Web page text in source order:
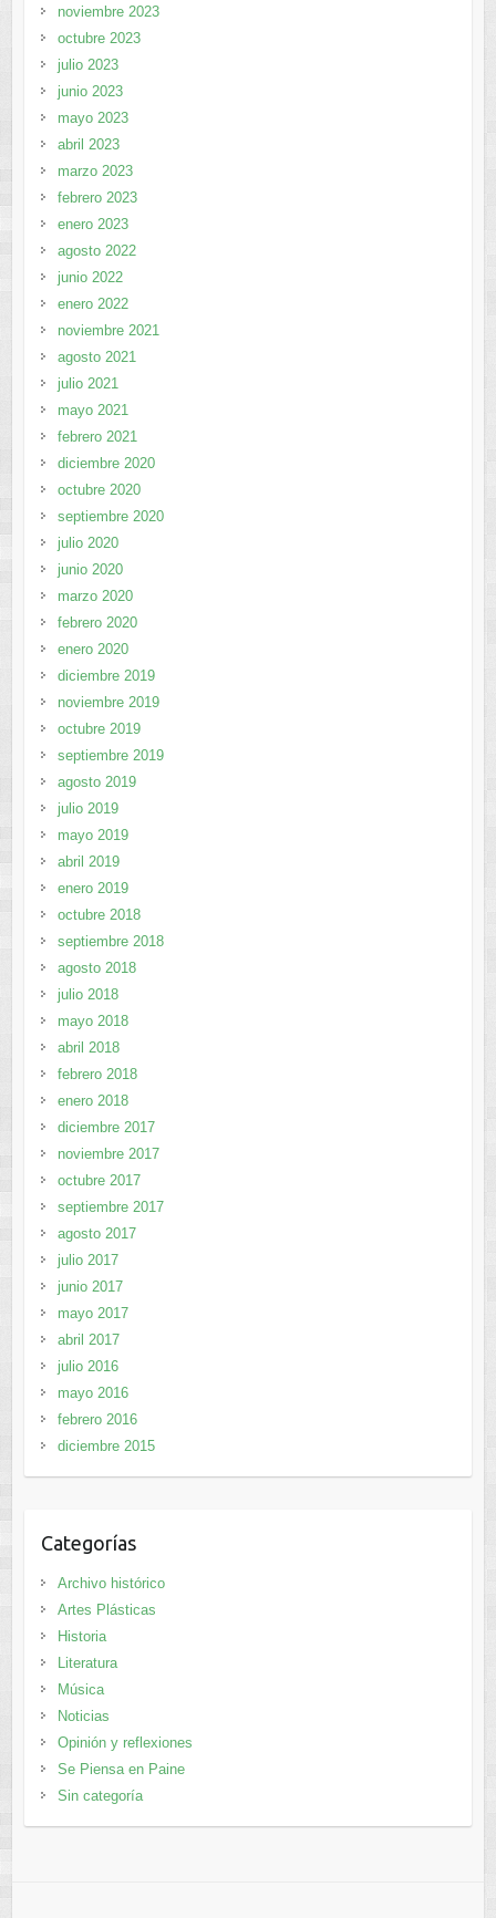
noviembre 2023
octubre 2023
julio 2023
junio 2023
mayo 2023
abril 2023
marzo 2023
febrero 2023
enero 2023
agosto 2022
junio 2022
enero 2022
noviembre 2021
agosto 2021
julio 2021
mayo 2021
febrero 2021
diciembre 2020
octubre 2020
septiembre 2020
julio 2020
junio 2020
marzo 2020
febrero 2020
enero 2020
diciembre 2019
noviembre 2019
octubre 2019
septiembre 2019
agosto 2019
julio 2019
mayo 2019
abril 2019
enero 2019
octubre 2018
septiembre 2018
agosto 2018
julio 2018
mayo 2018
abril 2018
febrero 2018
enero 2018
diciembre 2017
noviembre 2017
octubre 2017
septiembre 2017
agosto 2017
julio 2017
junio 2017
mayo 2017
abril 2017
julio 2016
mayo 2016
febrero 2016
diciembre 2015
Categorías
Archivo histórico
Artes Plásticas
Historia
Literatura
Música
Noticias
Opinión y reflexiones
Se Piensa en Paine
Sin categoría